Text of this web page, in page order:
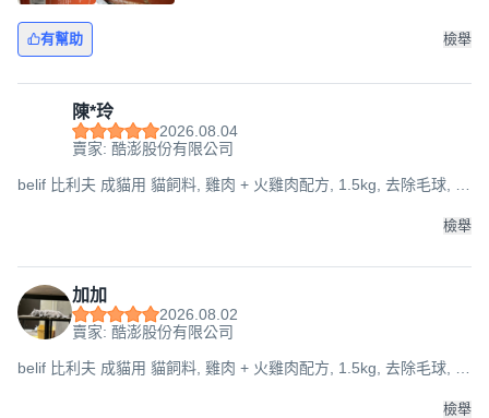
有幫助 檢舉
陳*玲
2026.08.04
賣家: 酷澎股份有限公司
belif 比利夫 成貓用 貓飼料, 雞肉 + 火雞肉配方, 1.5kg, 去除毛球, 1
檢舉
加加
2026.08.02
賣家: 酷澎股份有限公司
belif 比利夫 成貓用 貓飼料, 雞肉 + 火雞肉配方, 1.5kg, 去除毛球, 1
檢舉